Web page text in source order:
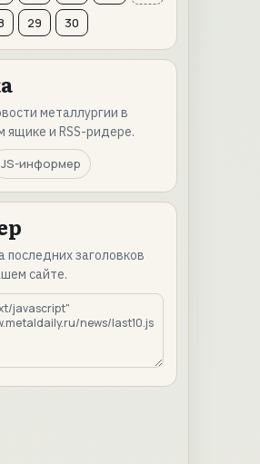
29 30
металлургии в
ящике и RSS-ридере.
JS-информер
заголовков
сайте.